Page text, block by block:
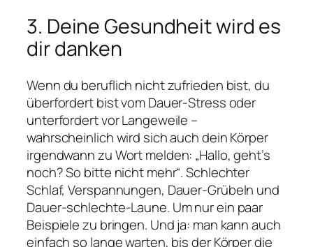
3. Deine Gesundheit wird es
dir danken
Wenn du beruflich nicht zufrieden bist, du
überfordert bist vom Dauer-Stress oder
unterfordert vor Langeweile –
wahrscheinlich wird sich auch dein Körper
irgendwann zu Wort melden: „Hallo, geht’s
noch? So bitte nicht mehr“. Schlechter
Schlaf, Verspannungen, Dauer-Grübeln und
Dauer-schlechte-Laune. Um nur ein paar
Beispiele zu bringen. Und ja: man kann auch
einfach so lange warten, bis der Körper die